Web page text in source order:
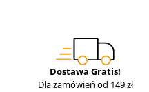
Dostawa Gratis!
Dla zamówień od 149 zł